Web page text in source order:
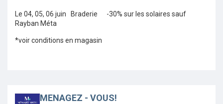
Le 04, 05, 06 juin Braderie -30% sur les solaires sauf
Rayban Méta
*voir conditions en magasin
MENAGEZ - VOUS!